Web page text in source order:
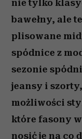
nie tylko
bawełny, ale
plisowane
spódnice z
sezonie
jeansy i
możliwości
które fasony
nosić je na co